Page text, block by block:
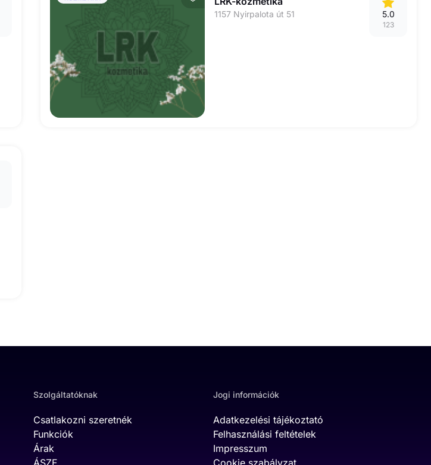
1157 Nyirpalota út 51 5.0
123
Szolgáltatóknak
Csatlakozni szeretnék
Funkciók
Árak
ÁSZF
Jogi információk
Adatkezelési tájékoztató
Felhasználási feltételek
Impresszum
Cookie szabályzat